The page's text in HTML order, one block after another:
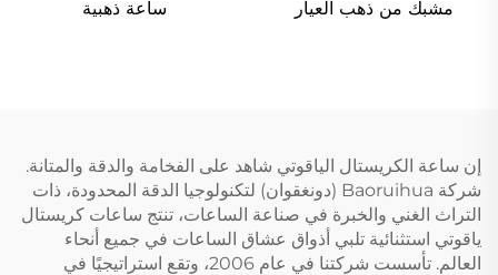
مشبك من ذهب العيار ساعة ذهبية
إن ساعة الكريستال الياقوتي شاهد على الفخامة والدقة والمتانة.
شركة Baoruihua (دونغقوان) لتكنولوجيا الدقة المحدودة، ذات
التراث الغني والخبرة في صناعة الساعات، تنتج ساعات كريستال
ياقوتي استثنائية تلبي أذواق عشاق الساعات في جميع أنحاء
العالم. تأسست شركتنا في عام 2006، وتقع استراتيجيًا في